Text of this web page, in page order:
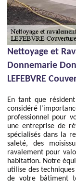
Nettoyage et
Donnemarie
LEFEBVRE
En tant que
considéré
professionnel pour
une entreprise de
spécialisés dans la
saleté, des
ravalement pour
habitation. Notre
utilise des
de votre bâtiment